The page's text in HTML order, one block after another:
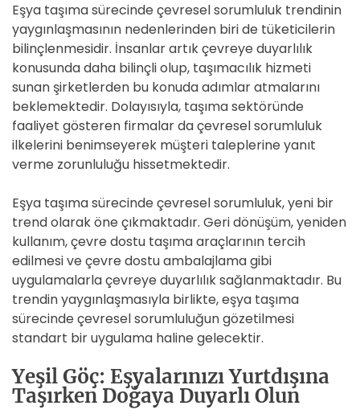
Eşya taşıma sürecinde çevresel sorumluluk trendinin
yaygınlaşmasının nedenlerinden biri de tüketicilerin
bilinçlenmesidir. İnsanlar artık çevreye duyarlılık
konusunda daha bilinçli olup, taşımacılık hizmeti
sunan şirketlerden bu konuda adımlar atmalarını
beklemektedir. Dolayısıyla, taşıma sektöründe
faaliyet gösteren firmalar da çevresel sorumluluk
ilkelerini benimseyerek müşteri taleplerine yanıt
verme zorunluluğu hissetmektedir.
Eşya taşıma sürecinde çevresel sorumluluk, yeni bir
trend olarak öne çıkmaktadır. Geri dönüşüm, yeniden
kullanım, çevre dostu taşıma araçlarının tercih
edilmesi ve çevre dostu ambalajlama gibi
uygulamalarla çevreye duyarlılık sağlanmaktadır. Bu
trendin yaygınlaşmasıyla birlikte, eşya taşıma
sürecinde çevresel sorumluluğun gözetilmesi
standart bir uygulama haline gelecektir.
Yeşil Göç: Eşyalarınızı Yurtdışına
Taşırken Doğaya Duyarlı Olun